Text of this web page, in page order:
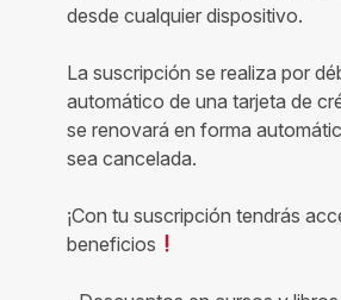
desde cualquier dispositivo.
La suscripción se realiza por
automático de una tarjeta de
se renovará en forma
sea cancelada.
¡Con tu suscripción tendrás
beneficios